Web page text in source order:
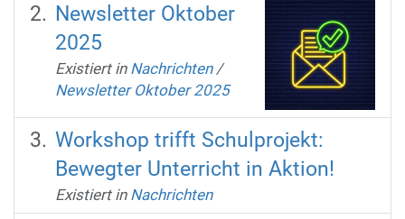
Newsletter Oktober
2025
Existiert in Nachrichten /
Newsletter Oktober 2025
Workshop trifft Schulprojekt:
Bewegter Unterricht in Aktion!
Existiert in Nachrichten